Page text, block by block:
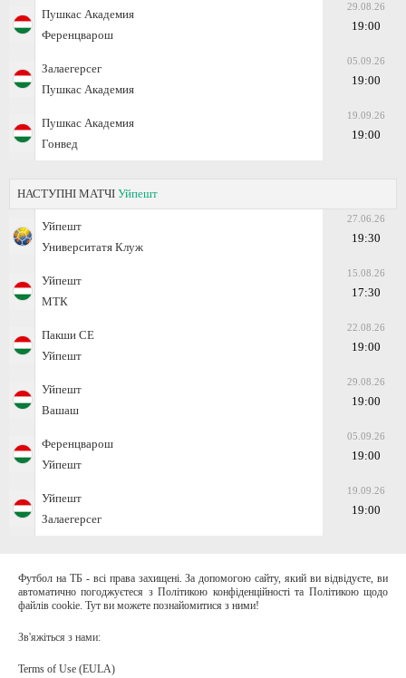
Пушкас Академия
Ференцварош
29.08.26
19:00
Залаегерсег
Пушкас Академия
05.09.26
19:00
Пушкас Академия
Гонвед
19.09.26
19:00
НАСТУПНІ МАТЧІ Уйпешт
Уйпешт
Университатя Клуж
27.06.26
19:30
Уйпешт
МТК
15.08.26
17:30
Пакши СЕ
Уйпешт
22.08.26
19:00
Уйпешт
Вашаш
29.08.26
19:00
Ференцварош
Уйпешт
05.09.26
19:00
Уйпешт
Залаегерсег
19.09.26
19:00
Футбол на ТБ - всі права захищені. За допомогою сайту, який ви відвідуєте, ви
автоматично погоджуєтеся з Політикою конфіденційності та Політикою щодо
файлів cookie. Тут ви можете познайомитися з ними!
Зв'яжіться з нами:
Terms of Use (EULA)